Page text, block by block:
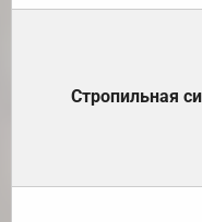
Стропильная